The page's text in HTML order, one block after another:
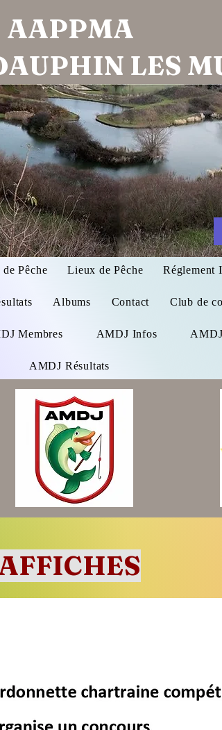
AAPPMA
LES
de Pêche Lieux de Pêche Réglement
Albums Contact Club de
Membres AMDJ Infos
AMDJ Résultats